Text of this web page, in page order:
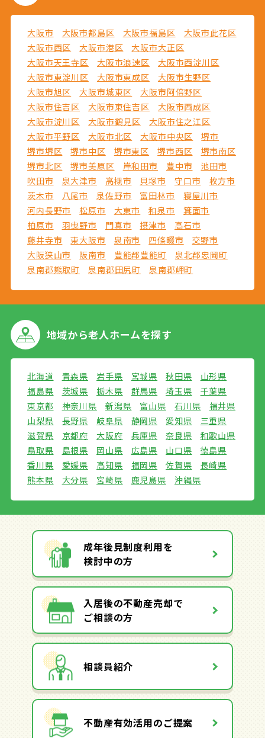
大阪市 大阪市都島区 大阪市福島区
大阪市此花区
大阪市西区
大阪市港区
大阪市大正区
大阪市天王寺区
大阪市浪速区
大阪市西淀川区
大阪市東淀川区
大阪市東成区
大阪市生野区
大阪市旭区
大阪市城東区
大阪市阿倍野区
大阪市住吉区
大阪市東住吉区
大阪市西成区
大阪市淀川区
大阪市鶴見区
大阪市住之江区
大阪市平野区
大阪市北区 大阪市中央区
堺市
堺市堺区
堺市中区 堺市東区 堺市西区
堺市南区
堺市北区
堺市美原区 岸和田市 豊中市
池田市
吹田市
泉大津市 高槻市 貝塚市 守口市
枚方市
茨木市
八尾市 泉佐野市 富田林市
寝屋川市
河内長野市
松原市 大東市 和泉市
箕面市
柏原市
羽曳野市 門真市 摂津市
高石市
藤井寺市
東大阪市 泉南市 四條畷市
交野市
大阪狭山市
阪南市 豊能郡豊能町
泉北郡忠岡町
泉南郡熊取町
泉南郡田尻町 泉南郡岬町
地域から老人ホームを探す
北海道 青森県 岩手県 宮城県 秋田県
山形県
福島県
茨城県 栃木県 群馬県 埼玉県
千葉県
東京都
神奈川県 新潟県 富山県 石川県
福井県
山梨県
長野県 岐阜県 静岡県 愛知県
三重県
滋賀県
京都府 大阪府 兵庫県 奈良県
和歌山県
鳥取県
島根県 岡山県 広島県 山口県
徳島県
香川県
愛媛県 高知県 福岡県 佐賀県
長崎県
熊本県
大分県 宮崎県 鹿児島県 沖縄県
成年後見制度利用を
検討中の方
入居後の不動産売却で
ご相談の方
相談員紹介
不動産有効活用のご提案